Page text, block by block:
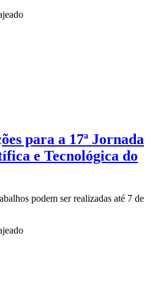
para a 17ª Jornada
e Tecnológica do
podem ser realizadas até 7 de